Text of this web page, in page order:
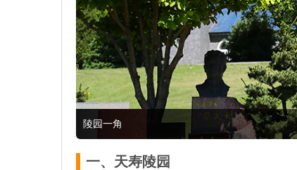
陵园一角
一、天寿陵园